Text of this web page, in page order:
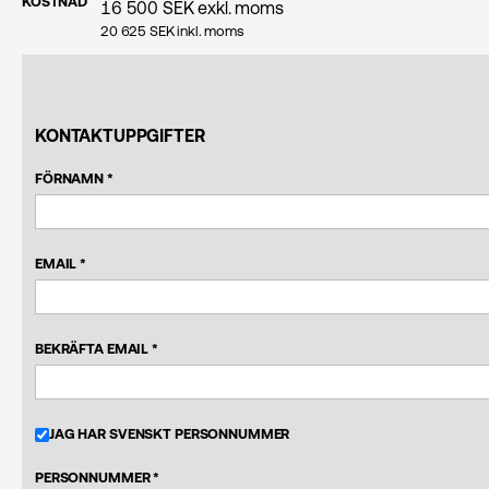
16 500 SEK exkl. moms
20 625 SEK inkl. moms
KONTAKTUPPGIFTER
FÖRNAMN *
EMAIL *
BEKRÄFTA EMAIL *
JAG HAR SVENSKT PERSONNUMMER
PERSONNUMMER *